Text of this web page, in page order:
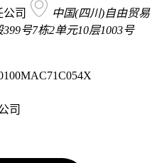
司
中国(四川)自由贸易
号7栋2单元10层1003号
司